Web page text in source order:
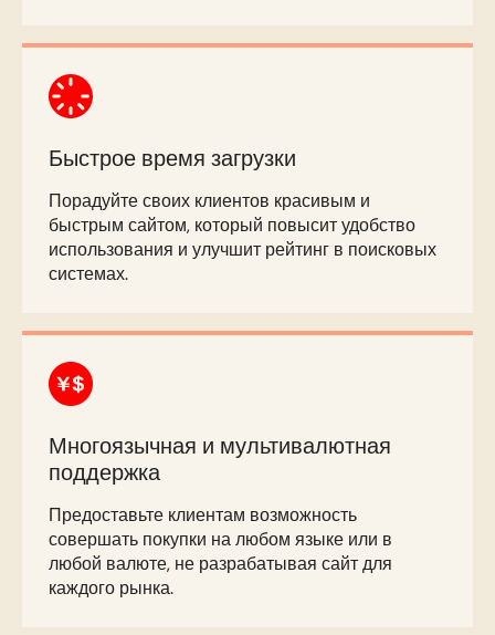
Быстрое время загрузки
Порадуйте своих клиентов красивым и
быстрым сайтом, который повысит удобство
использования и улучшит рейтинг в поисковых
системах.
Многоязычная и мультивалютная
поддержка
Предоставьте клиентам возможность
совершать покупки на любом языке или в
любой валюте, не разрабатывая сайт для
каждого рынка.